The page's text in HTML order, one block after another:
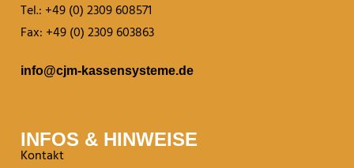
Tel.: +49 (0) 2309 608571
Fax: +49 (0) 2309 603863
info@cjm-kassensysteme.de
INFOS & HINWEISE
Kontakt